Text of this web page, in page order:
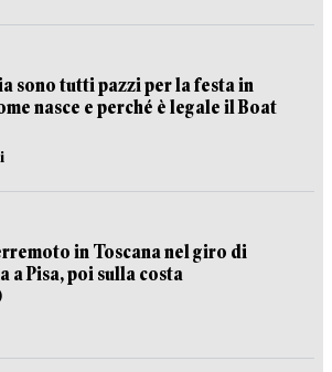
sono tutti pazzi per la festa in
nasce e perché è legale il Boat
in Toscana nel giro di
a Pisa, poi sulla costa